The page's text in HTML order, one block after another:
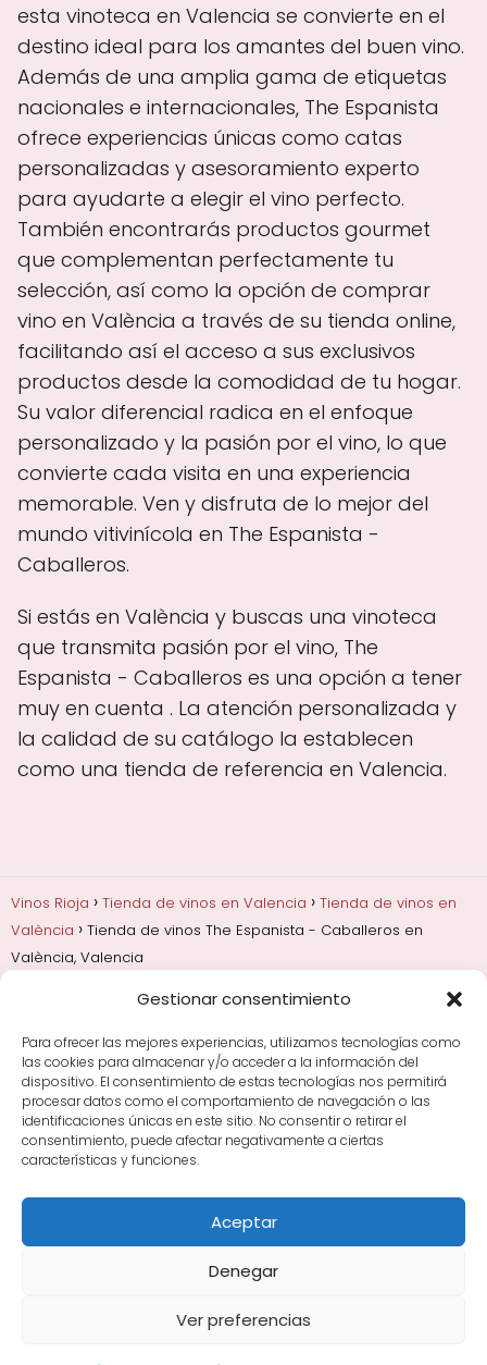
Gestionar consentimiento
Para ofrecer las mejores experiencias, utilizamos tecnologías como
las cookies para almacenar y/o acceder a la información del
dispositivo. El consentimiento de estas tecnologías nos permitirá
procesar datos como el comportamiento de navegación o las
identificaciones únicas en este sitio. No consentir o retirar el
consentimiento, puede afectar negativamente a ciertas
características y funciones.
Aceptar
Denegar
Ver preferencias
esta vinoteca en Valencia se convierte en el
destino ideal para los amantes del buen vino.
Además de una amplia gama de etiquetas
nacionales e internacionales, The Espanista
ofrece experiencias únicas como catas
personalizadas y asesoramiento experto
para ayudarte a elegir el vino perfecto.
También encontrarás productos gourmet
que complementan perfectamente tu
selección, así como la opción de comprar
vino en València a través de su tienda online,
facilitando así el acceso a sus exclusivos
productos desde la comodidad de tu hogar.
Su valor diferencial radica en el enfoque
personalizado y la pasión por el vino, lo que
convierte cada visita en una experiencia
memorable. Ven y disfruta de lo mejor del
mundo vitivinícola en The Espanista -
Caballeros.
Si estás en València y buscas una vinoteca
que transmita pasión por el vino, The
Espanista - Caballeros es una opción a tener
muy en cuenta . La atención personalizada y
la calidad de su catálogo la establecen
como una tienda de referencia en Valencia.
Vinos Rioja Tienda de vinos en Valencia
Tienda de vinos en
València
Tienda de vinos The Espanista - Caballeros en
València, Valencia
Añadas, crianza y guarda
Bodegas y marcas de
Comprar vino
Rioja y guías de regalo
Cultura del vino y
curiosidades
Enoturismo en Rioja
Maridajes y vino en la mesa
Tiendas de vino por
ciudades
Tipos de Rioja y clasificación
bodegas por área
|Política de Cookies